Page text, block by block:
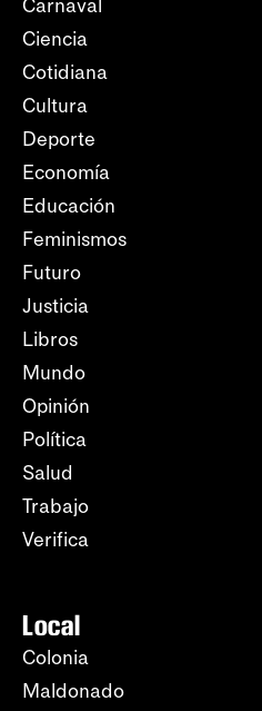
Carnaval
Ciencia
Cotidiana
Cultura
Deporte
Economía
Educación
Feminismos
Futuro
Justicia
Libros
Mundo
Opinión
Política
Salud
Trabajo
Verifica
Local
Colonia
Maldonado